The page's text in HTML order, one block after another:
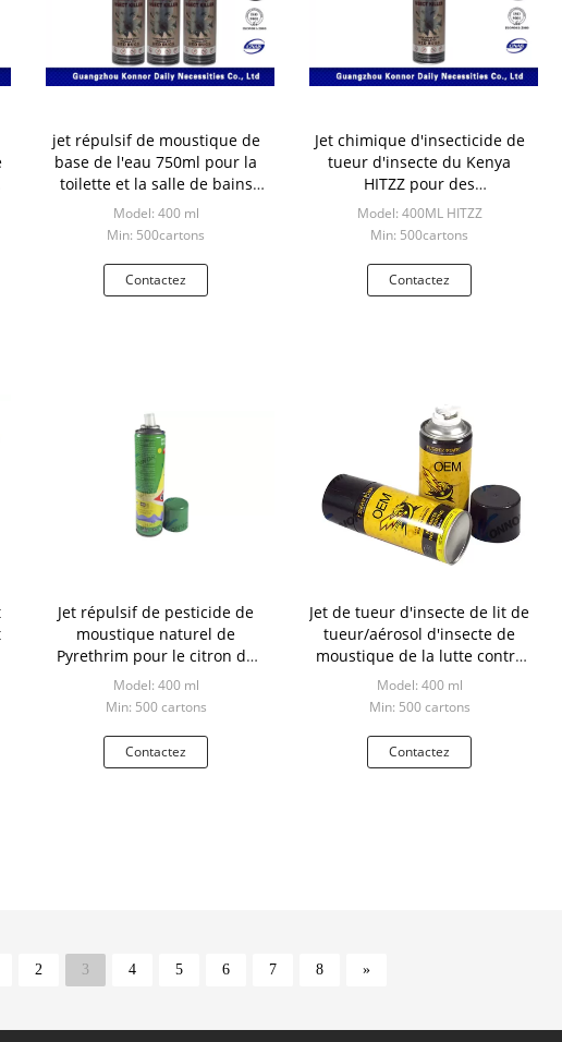
jet répulsif de moustique de
base de l'eau 750ml pour la
toilette et la salle de bains
MSDS
Model: 400 ml
Min: 500cartons
Contactez
Jet chimique d'insecticide de
tueur d'insecte du Kenya
HITZZ pour des
moucherons/fourmis
Model: 400ML HITZZ
Min: 500cartons
Contactez
Jet répulsif de pesticide de
moustique naturel de
Pyrethrim pour le citron de
Chambre + le parfum de Rose
Model: 400 ml
Min: 500 cartons
Contactez
Jet de tueur d'insecte de lit de
tueur/aérosol d'insecte de
moustique de la lutte contre
les parasites 400ML
Model: 400 ml
Min: 500 cartons
Contactez
2 3 4 5 6 7 8 »